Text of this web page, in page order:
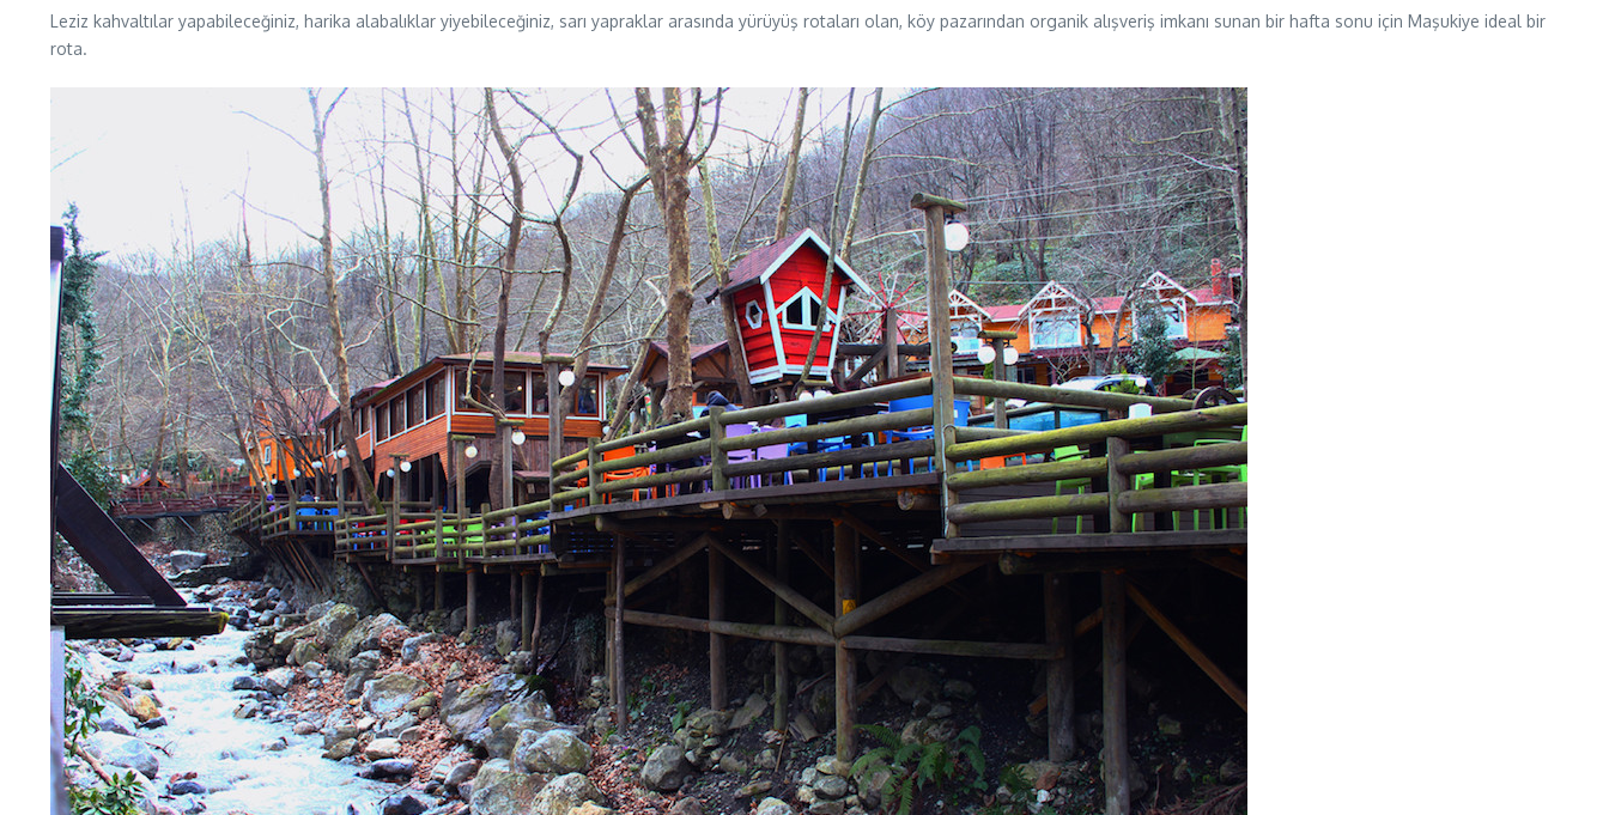
Leziz kahvaltılar yapabileceğiniz, harika alabalıklar yiyebileceğiniz, sarı yapraklar arasında yürüyüş rotaları olan, köy pazarından organik alışveriş imkanı sunan bir hafta sonu için Maşukiye ideal bir
rota.